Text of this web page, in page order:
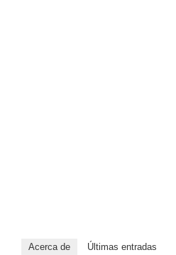
Acerca de Últimas entradas